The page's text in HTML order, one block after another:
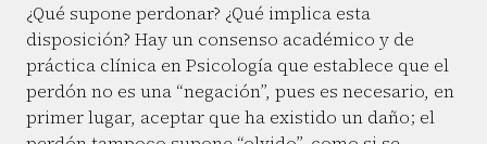
¿Qué supone perdonar? ¿Qué implica esta
disposición? Hay un consenso académico y de
práctica clínica en Psicología que establece que el
perdón no es una “negación”, pues es necesario, en
primer lugar, aceptar que ha existido un daño; el